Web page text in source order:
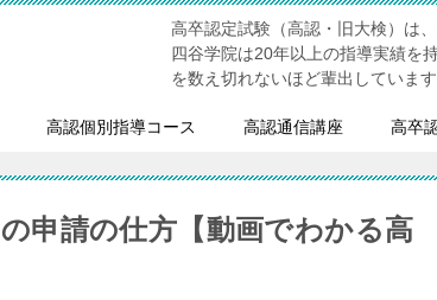
高卒認定試験（高認・旧大検）は
四谷学院は20年以上の指導実績を
を数え切れないほど輩出していま
高認個別指導コース 高認通信講座 高卒
申請の仕方【動画でわかる高